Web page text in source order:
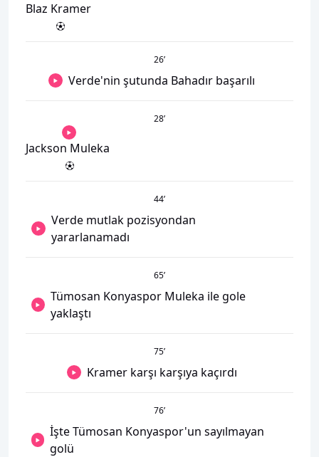
Blaz Kramer
26’
Verde'nin şutunda Bahadır başarılı
28’
Jackson Muleka
44’
Verde mutlak pozisyondan
yararlanamadı
65’
Tümosan Konyaspor Muleka ile gole
yaklaştı
75’
Kramer karşı karşıya kaçırdı
76’
İşte Tümosan Konyaspor'un sayılmayan
golü